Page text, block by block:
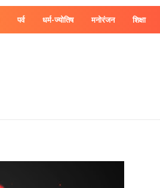
पर्व धर्म-ज्योतिष मनोरंजन शिक्षा